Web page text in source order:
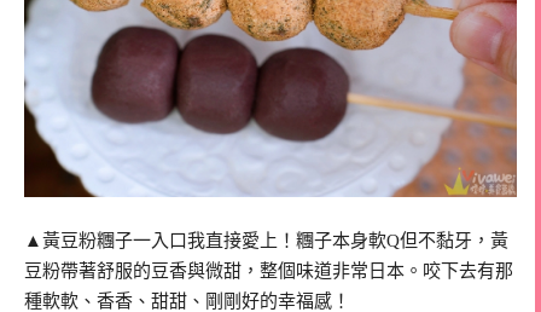
▲黃豆粉糰子一入口我直接愛上！糰子本身軟Q但不黏牙，黃
豆粉帶著舒服的豆香與微甜，整個味道非常日本。咬下去有那
種軟軟、香香、甜甜、剛剛好的幸福感！